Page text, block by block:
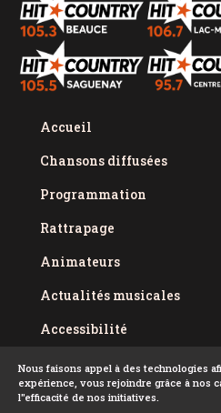
Accueil
Chansons diffusées
Programmation
Rattrapage
Animateurs
Actualités musicales
Accessibilité
Politique de confidentialité
Conditions d'utilisation
Nous faisons appel à des technologies
expérience, vous rejoindre grâce à nos
l''efficacité de nos initiatives.